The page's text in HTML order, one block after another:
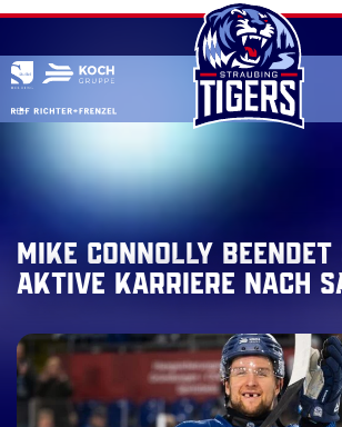
Skip
content
Mike Connolly beendet
aktive Karriere nach